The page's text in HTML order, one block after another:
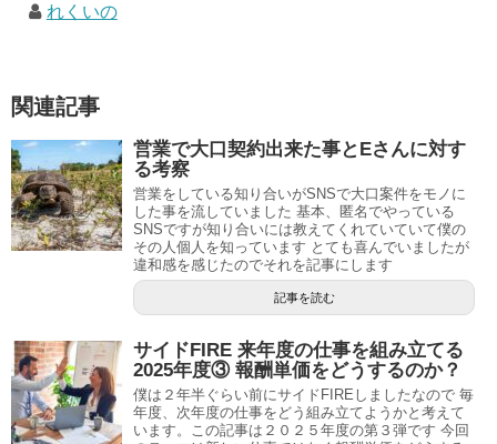
れくいの
関連記事
営業で大口契約出来た事とEさんに対す
る考察
営業をしている知り合いがSNSで大口案件をモノに
した事を流していました 基本、匿名でやっている
SNSですが知り合いには教えてくれていていて僕の
その人個人を知っています とても喜んでいましたが
違和感を感じたのでそれを記事にします
記事を読む
サイドFIRE 来年度の仕事を組み立てる
2025年度③ 報酬単価をどうするのか？
僕は２年半ぐらい前にサイドFIREしましたなので 毎
年度、次年度の仕事をどう組み立てようかと考えて
います。この記事は２０２５年度の第３弾です 今回